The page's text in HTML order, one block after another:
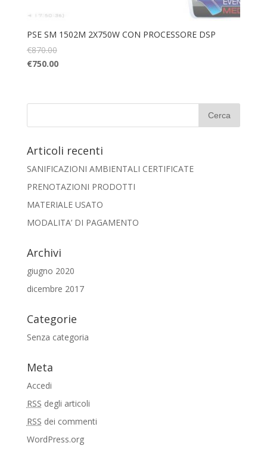
PSE SM 1502M 2X750W CON PROCESSORE DSP
€870.00
€750.00
Articoli recenti
SANIFICAZIONI AMBIENTALI CERTIFICATE
PRENOTAZIONI PRODOTTI
MATERIALE USATO
MODALITA’ DI PAGAMENTO
Archivi
giugno 2020
dicembre 2017
Categorie
Senza categoria
Meta
Accedi
RSS degli articoli
RSS dei commenti
WordPress.org